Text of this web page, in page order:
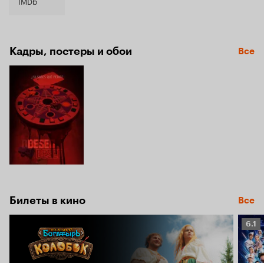
Кадры, постеры и обои Все
Билеты в кино Все
6.1
6.1